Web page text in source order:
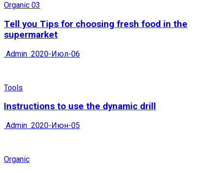
Organic 03
Tell you Tips for choosing fresh food in the
supermarket
Admin 2020-Июл-06
Tools
Instructions to use the dynamic drill
Admin 2020-Июн-05
Organic